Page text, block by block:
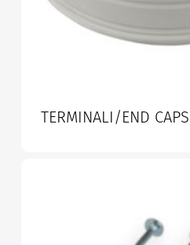
TERMINALI/END CAPS